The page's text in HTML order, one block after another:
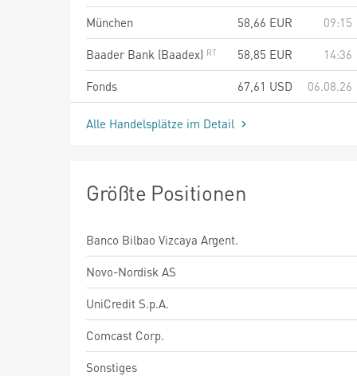
München
58,66 EUR
09:15
Baader Bank (Baadex)
58,85 EUR
14:36
Fonds
67,61 USD 06.08.26
Alle Handelsplätze im Detail
Größte Positionen
Banco Bilbao Vizcaya Argent.
Novo-Nordisk AS
UniCredit S.p.A.
Comcast Corp.
Sonstiges